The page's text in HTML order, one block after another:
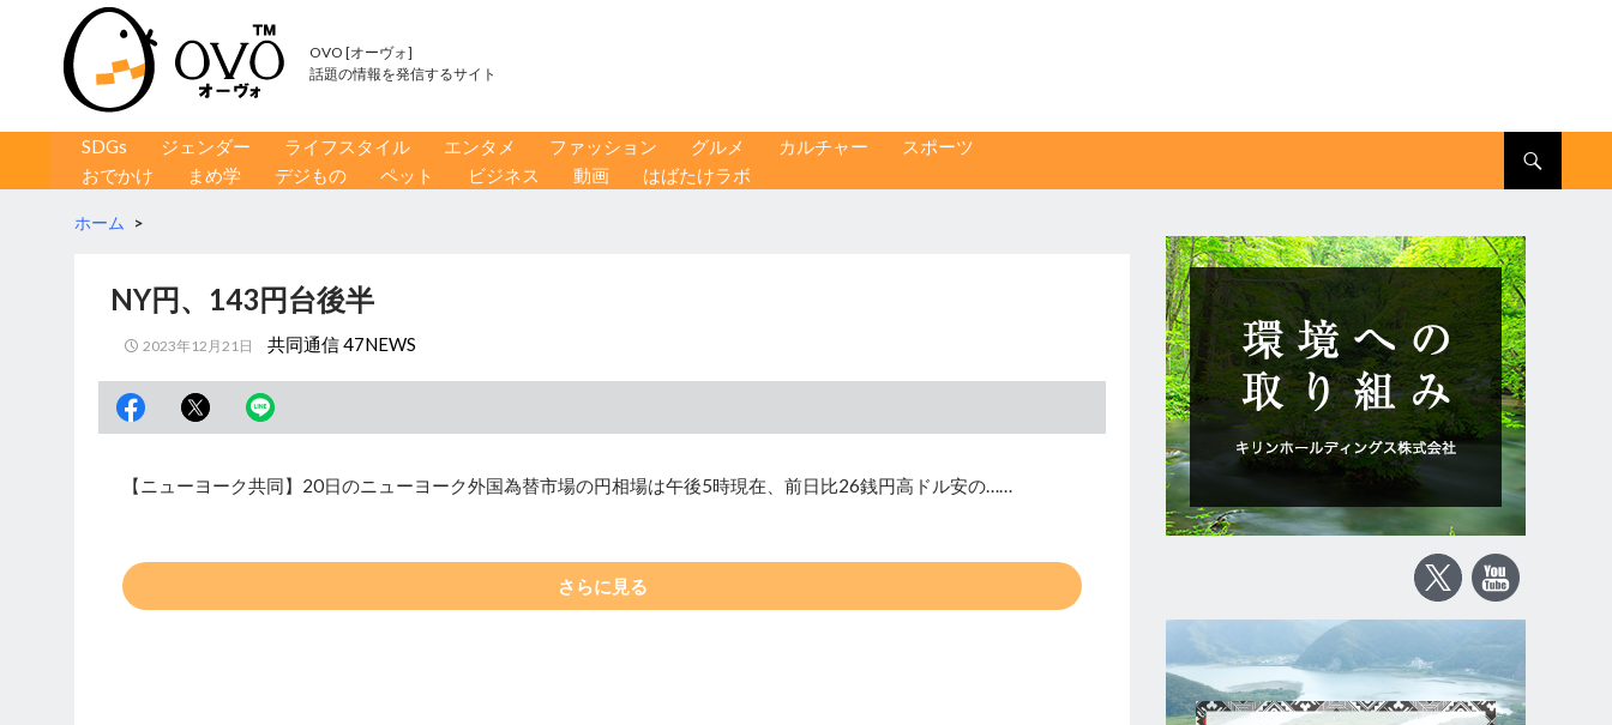
OVO [オーヴォ]
話題の情報を発信するサイト
コンテンツへ移動
SDGs ジェンダー ライフスタイル エンタメ ファッション グルメ カルチャー
スポーツ
おでかけ
まめ学 デジもの ペット ビジネス 動画 はばたけラボ
ホーム >
NY円、143円台後半
2023年12月21日 共同通信 47NEWS
【ニューヨーク共同】20日のニューヨーク外国為替市場の円相場は午後5時現在、前日比26銭円高ドル安の……
さらに見る